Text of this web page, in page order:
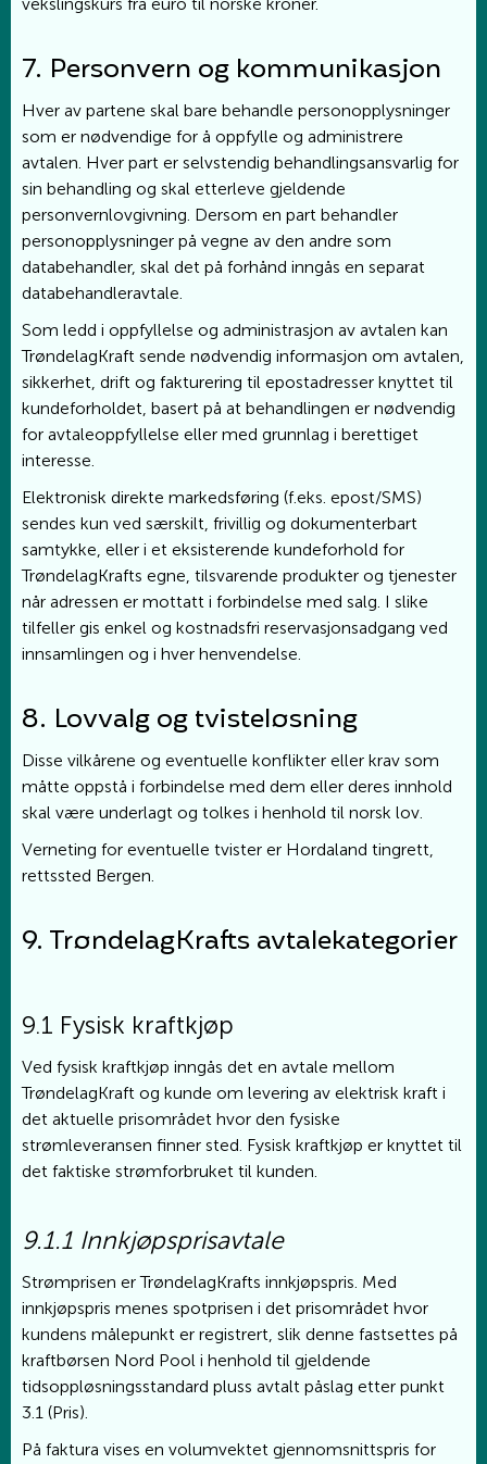
7. Personvern og kommunikasjon
Hver av partene skal bare behandle personopplysninger
som er nødvendige for å oppfylle og administrere
avtalen. Hver part er selvstendig behandlingsansvarlig for
sin behandling og skal etterleve gjeldende
personvernlovgivning. Dersom en part behandler
personopplysninger på vegne av den andre som
databehandler, skal det på forhånd inngås en separat
databehandleravtale.
Som ledd i oppfyllelse og administrasjon av avtalen kan
TrøndelagKraft sende nødvendig informasjon om avtalen,
sikkerhet, drift og fakturering til epostadresser knyttet til
kundeforholdet, basert på at behandlingen er nødvendig
for avtaleoppfyllelse eller med grunnlag i berettiget
interesse.
Elektronisk direkte markedsføring (f.eks. epost/SMS)
sendes kun ved særskilt, frivillig og dokumenterbart
samtykke, eller i et eksisterende kundeforhold for
TrøndelagKrafts egne, tilsvarende produkter og tjenester
når adressen er mottatt i forbindelse med salg. I slike
tilfeller gis enkel og kostnadsfri reservasjonsadgang ved
innsamlingen og i hver henvendelse.
8. Lovvalg og tvisteløsning
Disse vilkårene og eventuelle konflikter eller krav som
måtte oppstå i forbindelse med dem eller deres innhold
skal være underlagt og tolkes i henhold til norsk lov.
Verneting for eventuelle tvister er Hordaland tingrett,
rettssted Bergen.
9. TrøndelagKrafts avtalekategorier
9.1 Fysisk kraftkjøp
Ved fysisk kraftkjøp inngås det en avtale mellom
TrøndelagKraft og kunde om levering av elektrisk kraft i
det aktuelle prisområdet hvor den fysiske
strømleveransen finner sted. Fysisk kraftkjøp er knyttet til
det faktiske strømforbruket til kunden.
9.1.1 Innkjøpsprisavtale
Strømprisen er TrøndelagKrafts innkjøpspris. Med
innkjøpspris menes spotprisen i det prisområdet hvor
kundens målepunkt er registrert, slik denne fastsettes på
kraftbørsen Nord Pool i henhold til gjeldende
tidsoppløsningsstandard pluss avtalt påslag etter punkt
3.1 (Pris).
På faktura vises en volumvektet gjennomsnittspris for